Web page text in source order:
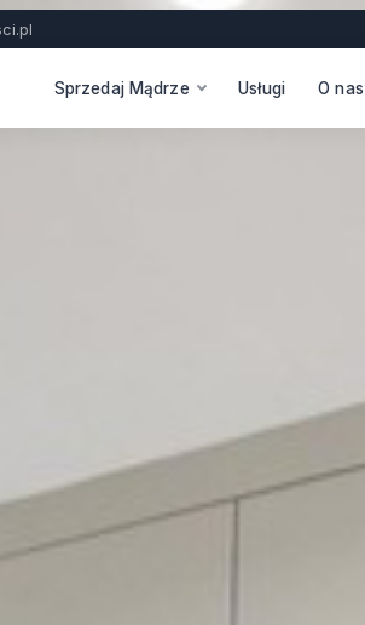
Sprzedaj Mądrze Usługi O nas